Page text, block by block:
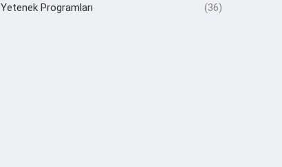
Yetenek Programları (36)